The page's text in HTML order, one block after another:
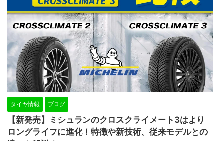
タイヤ情報 ブログ
【新発売】ミシュランのクロスクライメート3はより
ロングライフに進化！特徴や新技術、従来モデルとの